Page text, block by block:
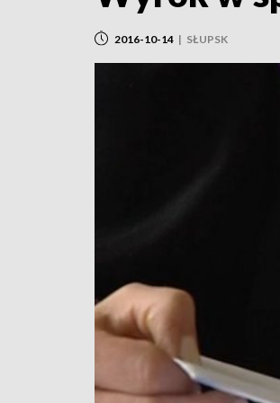
2016-10-14 | SŁUPSK